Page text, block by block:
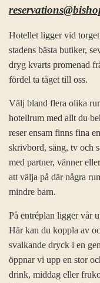
Hotellet ligger vid
stadens bästa butiker,
dryg kvarts promenad
fördel ta tåget till oss.
Välj bland flera olika
hotellrum med allt du
reser ensam finns fina
skrivbord, säng, tv och
med partner, vänner
att välja på där några
mindre barn.
På entréplan ligger vår
Här kan du koppla av
svalkande dryck i en
öppnar vi upp en stor
drink, middag eller